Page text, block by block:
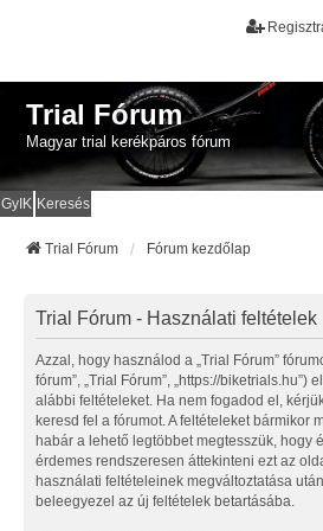
Trial Fórum
Magyar trial kerékpáros fórum
GyIK Keresés
Trial Fórum Fórum kezdőlap
Trial Fórum - Használati feltételek
Azzal, hogy használod a „Trial Fórum”
fórum”, „Trial Fórum”, „https://biketrials.hu”)
alábbi feltételeket. Ha nem fogadod el,
keresd fel a fórumot. A feltételeket bármikor
habár a lehető legtöbbet megtesszük, hogy
érdemes rendszeresen áttekinteni ezt az
használati feltételeinek megváltoztatása
beleegyezel az új feltételek betartásába.